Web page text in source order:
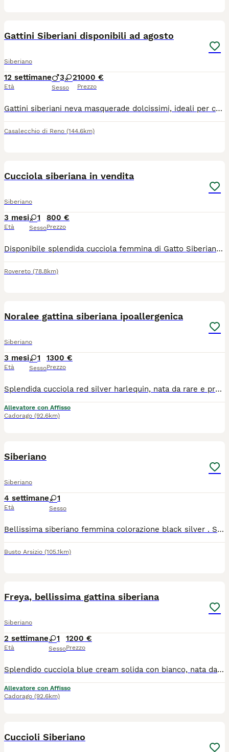
Gattini Siberiani disponibili ad agosto
Siberiano
12 settimane
Età
3 2
Sesso
1000 €
Prezzo
Gattini siberiani neva masquerade dolcissimi, ideali per chi soffre di allergie poiché una delle particolarità di questa razza consiste nella sua quasi totale mancanza di produzione della proteina Fel d1, responsabile delle allergie. Il 12 maggio scorso è nata una splendida cucciolata da mamma Minou e papà Indaco composta da 5 stupendi cuccioli, Napoleone, Nairobi, Nocciola, Newton e Neve che saranno disponibili a partire dalla metà di agosto. I cuccioli vengono ceduti sverminati, vaccinati, abituati alla lettiera e al tira graffi
Casalecchio di Reno (144.6km)
Cucciola siberiana in vendita
Siberiano
3 mesi
Età
1
Sesso
800 €
Prezzo
Disponibile splendida cucciola femmina di Gatto Siberiano grigio a strisce (tabby). La piccola compie 3 mesi a metà luglio e sarà pronto per essere ceduto alla sua nuova famiglia. Sana, vivace e molto affettuosa. Ha effettuato tutte le profilassi sanitarie (vaccini e sverminazioni). Viene ceduta con regolare pedigree da compagnia e su richiesta il pedigree da riproduzione con un prezzo maggiorato. Il Siberiano è una razza fantastica, nota anche per essere ipo-allergenica (io stesso sono allergico ai gatti). Per ulteriori foto, prezzo o per venire a conoscerla, contattatemi in privato. Massima serietà.
Rovereto (78.8km)
Noralee gattina siberiana ipoallergenica
Siberiano
3 mesi
Età
1
Sesso
1300 €
Prezzo
Splendida cucciola red silver harlequin, nata da rare e pregiate linee di sangue. La gattina sta crescendo in ambiente familiare, insieme ai fratelli, circondato da coccole e attenzioni. Perfetta come pet, per show e breading! La piccola verrà ceduto con Microchip termico Libretto sanitario Iscrizione in anagrafe Pedigree Vaccinazioni e profilassi personalizzate Regolare contratto di cessione Kit di benvenuto Visibile presso L’allevamento Casa di Cally insieme ai genitori. Non cerchiamo semplicemente una casa. Cerchiamo la famiglia giusta, quella con cui costruirà una storia destinata a durare tutta la vita. Se stai pensando di condividere il tuo cammino con un gatto siberiano, questo potrebbe essere l'inizio di qualcosa di speciale: 🤍 Selezione etica 🏡 Crescita in ambiente familiare 🥩 Alimentazione naturale 🩺 Genitori testati e seguiti con cura 🐾 Supporto prima e dopo l'arrivo del cucciolo Per informazioni sulle cucciolate disponibili e sulla nostra filosofia di allevamento, contattaci in privato Il cucciolo non è in regalo o adozione, contattare solo se realmente interessati
Allevatore con Affisso
Cadorago (92.6km)
Siberiano
Siberiano
4 settimane
Età
1
Sesso
Bellissima siberiano femmina colorazione black silver . Sarà disponibile dopo 90 GG e ceduta con ciclo vaccinale microchip pedigree ministeriale. Tutte le ulteriori informazioni se interessati
Busto Arsizio (105.1km)
Freya, bellissima gattina siberiana
Siberiano
2 settimane
Età
1
Sesso
1200 €
Prezzo
Splendido cucciola blue cream solida con bianco, nata da rare e pregiate linee di sangue. La gattina sta crescendo in ambiente familiare, insieme ai fratelli, circondato da coccole e attenzioni. Perfetta come pet, per show e breading! La piccola verrà ceduto con Microchip termico Libretto sanitario Iscrizione in anagrafe Pedigree Vaccinazioni e profilassi personalizzate Regolare contratto di cessione Kit di benvenuto Visibile presso L’allevamento Casa di Cally insieme ai genitori. Non cerchiamo semplicemente una casa. Cerchiamo la famiglia giusta, quella con cui costruirà una storia destinata a durare tutta la vita. Se stai pensando di condividere il tuo cammino con un gatto siberiano, questo potrebbe essere l'inizio di qualcosa di speciale: 🤍 Selezione etica 🏡 Crescita in ambiente familiare 🥩 Alimentazione naturale 🩺 Genitori testati e seguiti con cura 🐾 Supporto prima e dopo l'arrivo del cucciolo Per informazioni sulle cucciolate disponibili e sulla nostra filosofia di allevamento, contattaci in privato Il cucciolo non è in regalo o adozione, contattare solo se realmente interessati
Allevatore con Affisso
Cadorago (92.6km)
Cuccioli Siberiano